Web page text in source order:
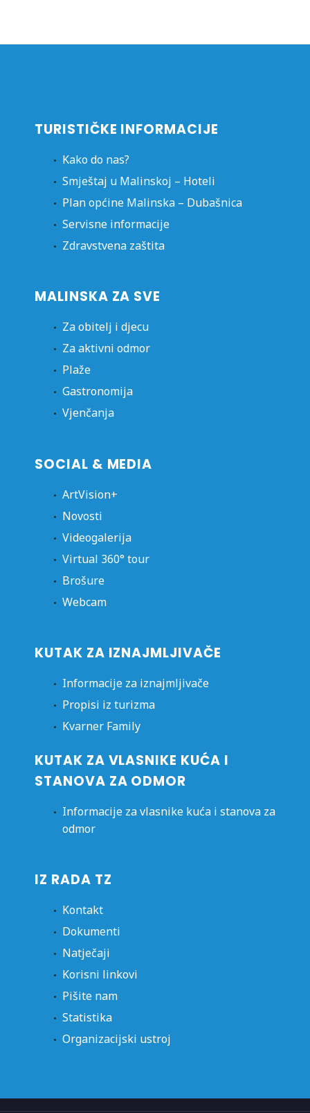
TURISTIČKE INFORMACIJE
Kako do nas?
Smještaj u Malinskoj – Hoteli
Plan općine Malinska – Dubašnica
Servisne informacije
Zdravstvena zaštita
MALINSKA ZA SVE
Za obitelj i djecu
Za aktivni odmor
Plaže
Gastronomija
Vjenčanja
SOCIAL & MEDIA
ArtVision+
Novosti
Videogalerija
Virtual 360° tour
Brošure
Webcam
KUTAK ZA IZNAJMLJIVAČE
Informacije za iznajmljivače
Propisi iz turizma
Kvarner Family
KUTAK ZA VLASNIKE KUĆA I
STANOVA ZA ODMOR
Informacije za vlasnike kuća i stanova za
odmor
IZ RADA TZ
Kontakt
Dokumenti
Natječaji
Korisni linkovi
Pišite nam
Statistika
Organizacijski ustroj